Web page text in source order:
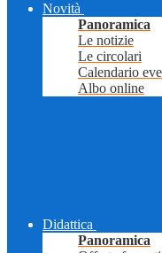
Novità
Panoramica
Le notizie
Le circolari
Calendario
Albo online
Didattica
Panoramica